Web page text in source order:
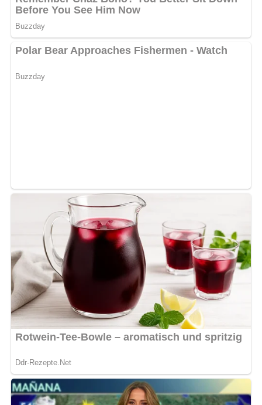
Nach: Eintöpfe, Aufläufe, Überbackenes, Verlag für die Frau Leipzig DDR 1982
Jetzt Sterne vergeben – Rezept
bewerten